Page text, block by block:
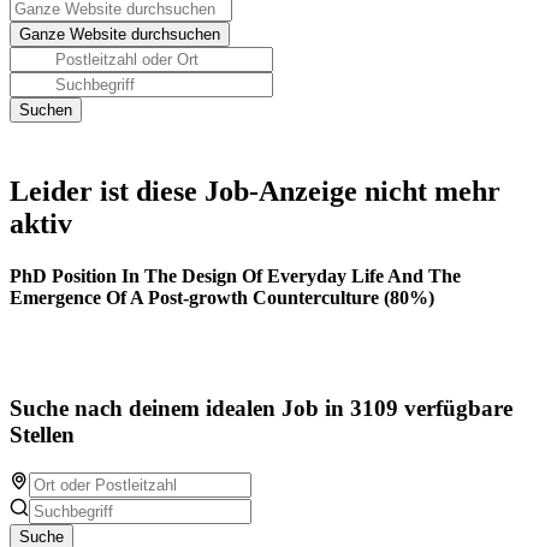
Leider ist diese Job-Anzeige nicht mehr
aktiv
PhD Position In The Design Of Everyday Life And The
Emergence Of A Post-growth Counterculture (80%)
Suche nach deinem idealen Job in 3109 verfügbare
Stellen
Suche